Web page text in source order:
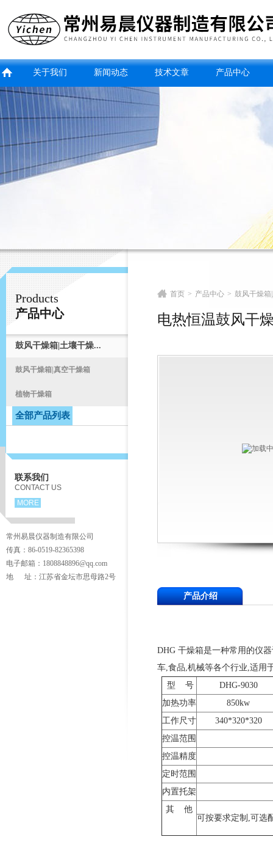
常州易晨仪器制造有限公司
关于我们 新闻动态 技术文章 产品中心
Products
产品中心
鼓风干燥箱|土壤干燥...
鼓风干燥箱|真空干燥箱
植物干燥箱
全部产品列表
联系我们
CONTACT US
MORE
常州易晨仪器制造有限公司
传真：86-0519-82365398
电子邮箱：1808848896@qq.com
地 址：江苏省金坛市思母路2号
首页 > 产品中心 > 鼓风干燥箱
电热恒温鼓风干
产品介绍
DHG 干燥箱是一种常用的仪
车,食品,机械等各个行业,适用
型 号
DHG-9030
加热功率
850kw
工作尺寸
340*320*320
控温范围
控温精度
定时范围
内置托架
其 他
可按要求定制,可选